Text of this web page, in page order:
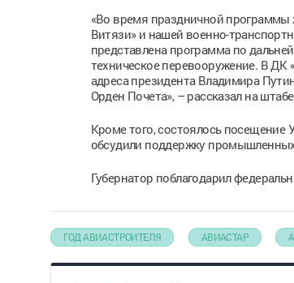
«Во время праздничной программы
Витязи» и нашей военно-
представлена программа по
техническое перевооружение. В ДК
адреса президента Владимира
Орден Почета», – рассказал на
Кроме того, состоялось посещение
обсудили поддержку
Губернатор поблагодарил
ГОД АВИАСТРОИТЕЛЯ АВИАСТАР